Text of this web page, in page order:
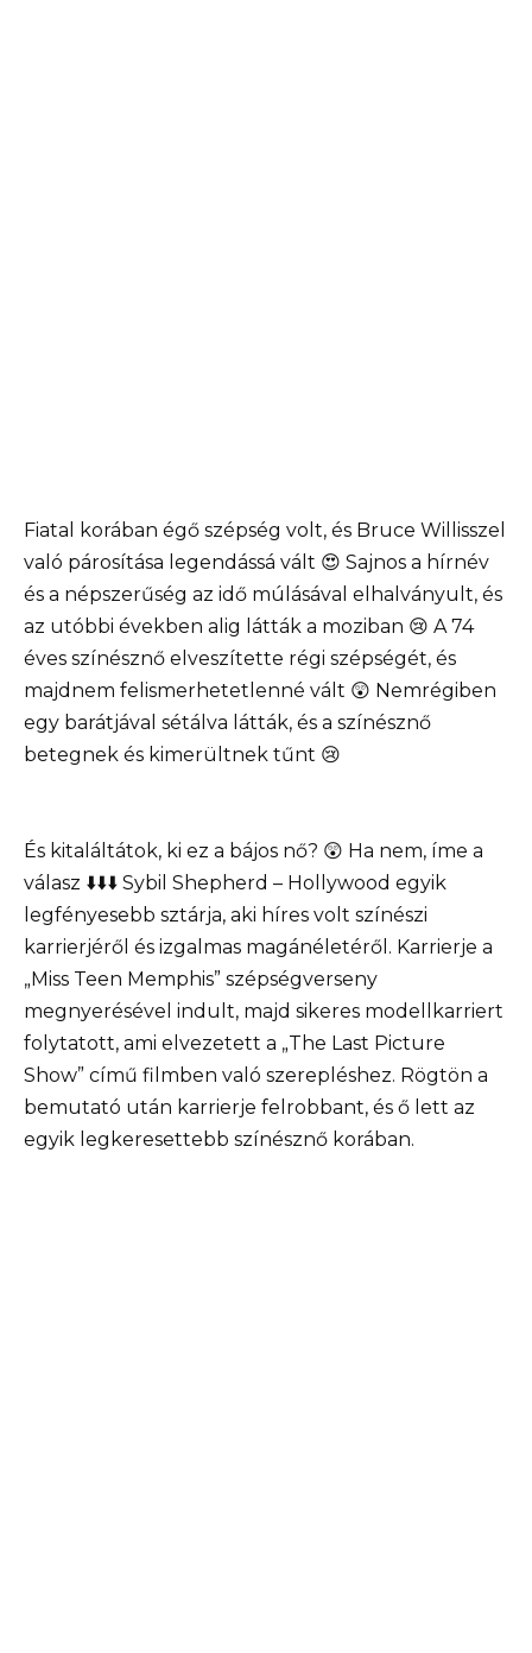
Fiatal korában égő szépség volt, és Bruce Willisszel
való párosítása legendássá vált 😍 Sajnos a hírnév
és a népszerűség az idő múlásával elhalványult, és
az utóbbi években alig látták a moziban 😢 A 74
éves színésznő elveszítette régi szépségét, és
majdnem felismerhetetlenné vált 😲 Nemrégiben
egy barátjával sétálva látták, és a színésznő
betegnek és kimerültnek tűnt 😢
És kitaláltátok, ki ez a bájos nő? 😲 Ha nem, íme a
válasz ⬇️⬇️⬇️ Sybil Shepherd – Hollywood egyik
legfényesebb sztárja, aki híres volt színészi
karrierjéről és izgalmas magánéletéről. Karrierje a
„Miss Teen Memphis” szépségverseny
megnyerésével indult, majd sikeres modellkarriert
folytatott, ami elvezetett a „The Last Picture
Show” című filmben való szerepléshez. Rögtön a
bemutató után karrierje felrobbant, és ő lett az
egyik legkeresettebb színésznő korában.